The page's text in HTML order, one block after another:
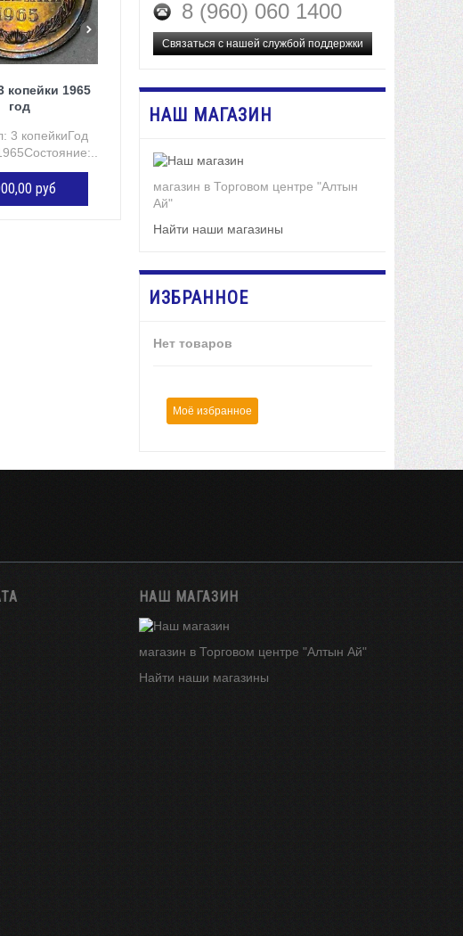
копейки 1965
год
3 копейкиГод
руб
8 (960) 060 1400
Связаться с нашей службой поддержки
НАШ МАГАЗИН
магазин в Торговом центре "Алтын
Ай"
Найти наши магазины
ИЗБРАННОЕ
Нет товаров
Моё избранное
НАШ МАГАЗИН
магазин в Торговом центре "Алтын Ай"
Найти наши магазины